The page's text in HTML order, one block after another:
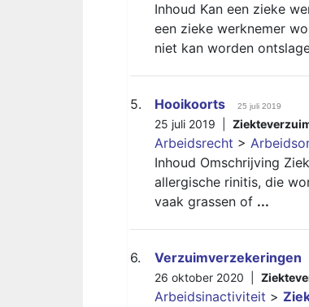
Inhoud Kan een zieke
een zieke werknemer
niet kan worden
5. Hooikoorts 25 juli 2019
25 juli 2019 |
Arbeidsrecht >
Inhoud Omschrijving
allergische rinitis, die
vaak grassen of ...
6. Verzuimverzekeringen
26 oktober 2020 |
Arbeidsinactiviteit >